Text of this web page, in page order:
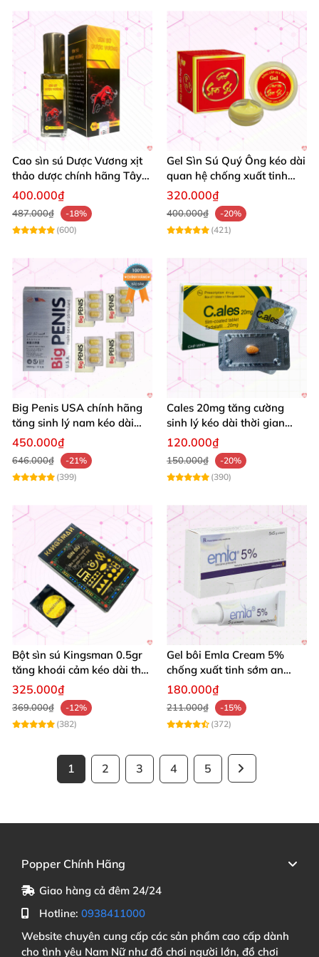
Cao sìn sú Dược Vương xịt
thảo dược chính hãng Tây
Nguyên tốt nhất
400.000₫
487.000₫
-18%
(600)
Gel Sìn Sú Quý Ông kéo dài
quan hệ chống xuất tinh
nhanh
320.000₫
400.000₫
-20%
(421)
Big Penis USA chính hãng
tăng sinh lý nam kéo dài
thời gian cường dương hộp
450.000₫
646.000₫
-21%
(399)
Cales 20mg tăng cường
sinh lý kéo dài thời gian
quan hệ chống xuất tinh
120.000₫
150.000₫
-20%
(390)
Bột sìn sú Kingsman 0.5gr
tăng khoái cảm kéo dài thời
gian quan hệ
325.000₫
369.000₫
-12%
(382)
Gel bôi Emla Cream 5%
chống xuất tinh sớm an
toàn hiệu quả 5g
180.000₫
211.000₫
-15%
(372)
1 2 3 4 5
Popper Chính Hãng
Giao hàng cả đêm 24/24
Hotline: 0938411000
Website chuyên cung cấp các sản phẩm cao cấp dành
cho tình yêu Nam Nữ như đồ chơi người lớn, đồ chơi